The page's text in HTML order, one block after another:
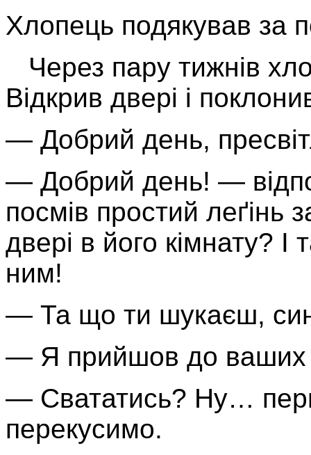
Хлопець подякував за
Через пару тижнів
Відкрив двері і
— Добрий день,
— Добрий день! —
посмів простий леґінь
двері в його кімнату? І
ним!
— Та що ти шукаєш,
— Я прийшов до ваших
— Свататись? Ну…
перекусимо.